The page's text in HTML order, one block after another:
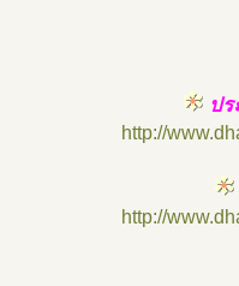
ปร
http://
http://